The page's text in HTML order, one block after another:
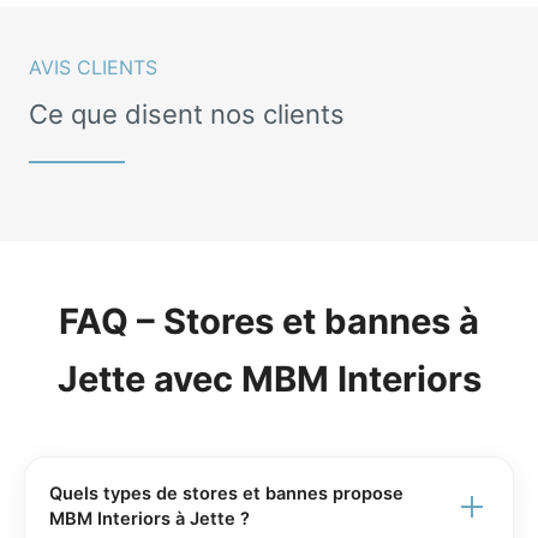
AVIS CLIENTS
Ce que disent nos clients
FAQ – Stores et bannes à
Jette avec MBM Interiors
Quels types de stores et bannes propose
MBM Interiors à Jette ?